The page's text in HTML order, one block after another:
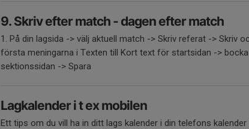
9. Skriv efter match - dagen efter match
1. På din lagsida -> välj aktuell match -> Skriv referat -> Skriv
första meningarna i Texten till Kort text för startsidan ->
sektionssidan -> Spara
Lagkalender i t ex mobilen
Ett tips om du vill ha in ditt lags kalender i din telefons